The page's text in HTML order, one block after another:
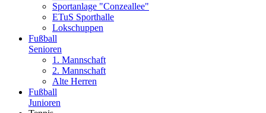
Sportanlage "Conzeallee"
ETuS Sporthalle
Lokschuppen
Fußball
Senioren
1. Mannschaft
2. Mannschaft
Alte Herren
Fußball
Junioren